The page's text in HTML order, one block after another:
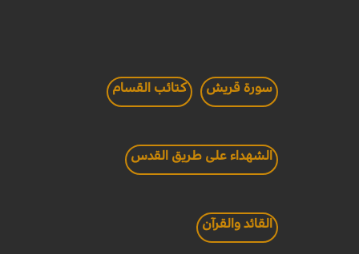
سورة قريش كتائب القسام
الشهداء على طريق القدس
القائد والقرآن